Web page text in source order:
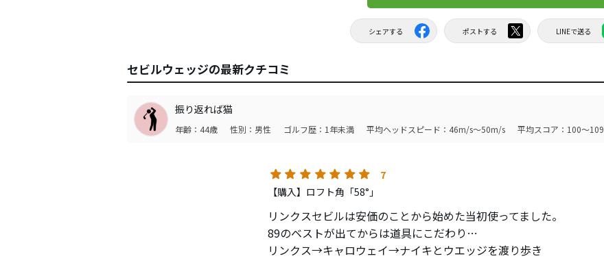
シェアする ポストする LINEで送る
セビルウェッジの最新クチコミ
振り返れば猫
年齢：44歳 性別：男性 ゴルフ歴：1年未満 平均ヘッドスピード：46m/s～50m/s 平均スコア：100～109
7
【購入】ロフト角「58°」
リンクスセビルは安価のことから始めた当初使ってました。
89のベストが出てからは道具にこだわり…
リンクス→キャロウェイ→ナイキとウエッジを渡り歩き